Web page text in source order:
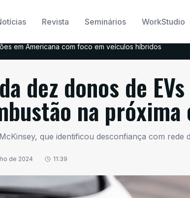
Revista Seminários WorkStudio
em Americana com foco em veículos híbridos
dez donos de
na próxima
que identificou desconfiança com
de 2024 11:39